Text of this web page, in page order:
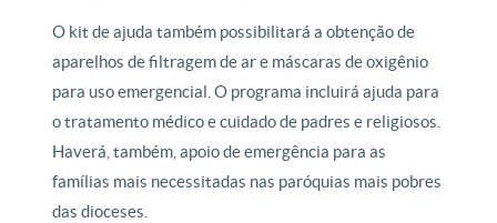
O kit de ajuda também possibilitará a obtenção de
aparelhos de filtragem de ar e máscaras de oxigênio
para uso emergencial. O programa incluirá ajuda para
o tratamento médico e cuidado de padres e religiosos.
Haverá, também, apoio de emergência para as
famílias mais necessitadas nas paróquias mais pobres
das dioceses.